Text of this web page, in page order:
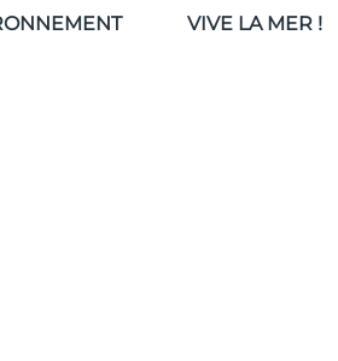
VIVE LA MER !